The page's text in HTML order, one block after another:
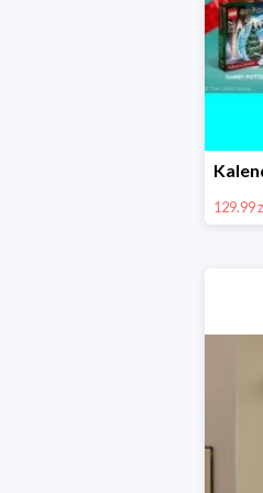
129.99